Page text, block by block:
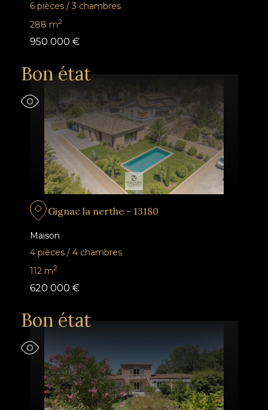
6 pièces / 3 chambres
288 m2
950 000 €
Bon état
Gignac la nerthe - 13180
Maison
4 pièces / 4 chambres
112 m2
620 000 €
Bon état